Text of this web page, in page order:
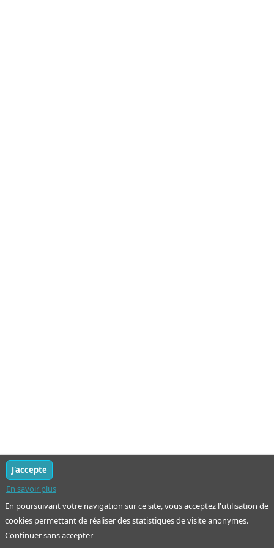
En poursuivant votre navigation sur ce site, vous acceptez l'utilisation de
cookies permettant de réaliser des statistiques de visite anonymes.
En savoir plus
J'accepte
Continuer sans accepter